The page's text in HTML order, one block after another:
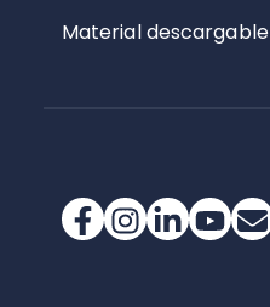
Material descargable